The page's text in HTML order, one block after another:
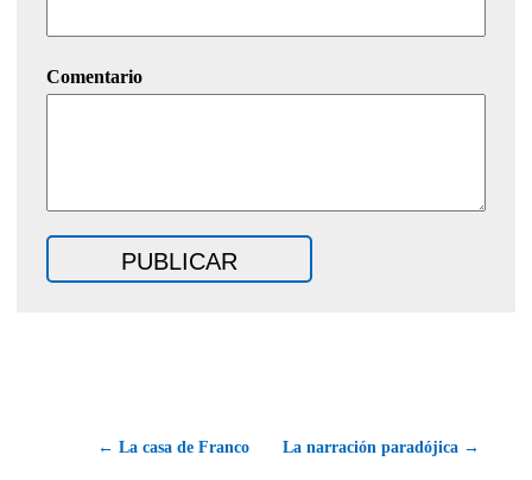
Comentario
← La casa de Franco La narración paradójica →